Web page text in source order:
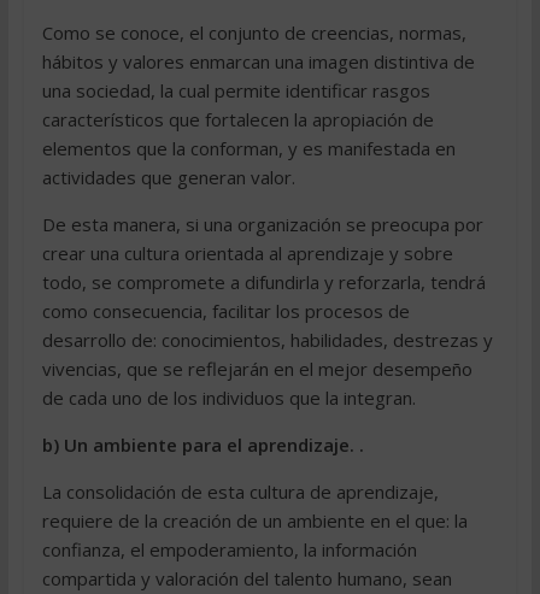
Como se conoce, el conjunto de creencias, normas,
hábitos y valores enmarcan una imagen distintiva de
una sociedad, la cual permite identificar rasgos
característicos que fortalecen la apropiación de
elementos que la conforman, y es manifestada en
actividades que generan valor.
De esta manera, si una organización se preocupa por
crear una cultura orientada al aprendizaje y sobre
todo, se compromete a difundirla y reforzarla, tendrá
como consecuencia, facilitar los procesos de
desarrollo de: conocimientos, habilidades, destrezas y
vivencias, que se reflejarán en el mejor desempeño
de cada uno de los individuos que la integran.
b) Un ambiente para el aprendizaje. .
La consolidación de esta cultura de aprendizaje,
requiere de la creación de un ambiente en el que: la
confianza, el empoderamiento, la información
compartida y valoración del talento humano, sean